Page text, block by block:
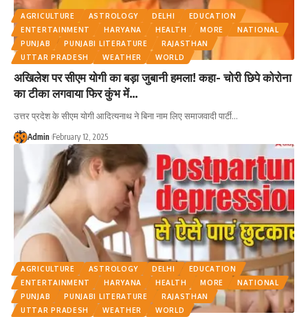
AGRICULTURE ASTROLOGY DELHI
EDUCATION
ENTERTAINMENT
HARYANA HEALTH MORE
NATIONAL
PUNJAB
PUNJABI LITERATURE
RAJASTHAN
UTTAR PRADESH
WEATHER WORLD
अखिलेश पर सीएम योगी का बड़ा जुबानी हमला! कहा- चोरी छिपे कोरोना
का टीका लगवाया फिर कुंभ में…
उत्तर प्रदेश के सीएम योगी आदित्यनाथ ने बिना नाम लिए समाजवादी पार्टी…
Admin February 12, 2025
AGRICULTURE ASTROLOGY DELHI
EDUCATION
ENTERTAINMENT
HARYANA HEALTH MORE
NATIONAL
PUNJAB
PUNJABI LITERATURE
RAJASTHAN
UTTAR PRADESH
WEATHER WORLD